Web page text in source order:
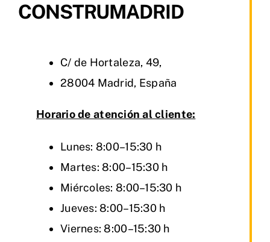
CONSTRUMADRID
C/ de Hortaleza, 49,
28004 Madrid, España
Horario de atención al cliente:
Lunes: 8:00–15:30 h
Martes: 8:00–15:30 h
Miércoles: 8:00–15:30 h
Jueves: 8:00–15:30 h
Viernes: 8:00–15:30 h